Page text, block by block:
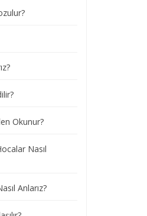
Okunur?
Nasıl
Anlarız?